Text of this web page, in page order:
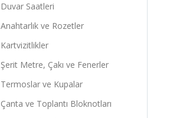
Duvar Saatleri
Anahtarlık ve Rozetler
Kartvizitlikler
Şerit Metre, Çakı ve Fenerler
Termoslar ve Kupalar
Çanta ve Toplantı Bloknotları